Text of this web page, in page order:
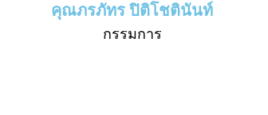
คุณภรภัทร ปิติโชตินันท์
กรรมการ